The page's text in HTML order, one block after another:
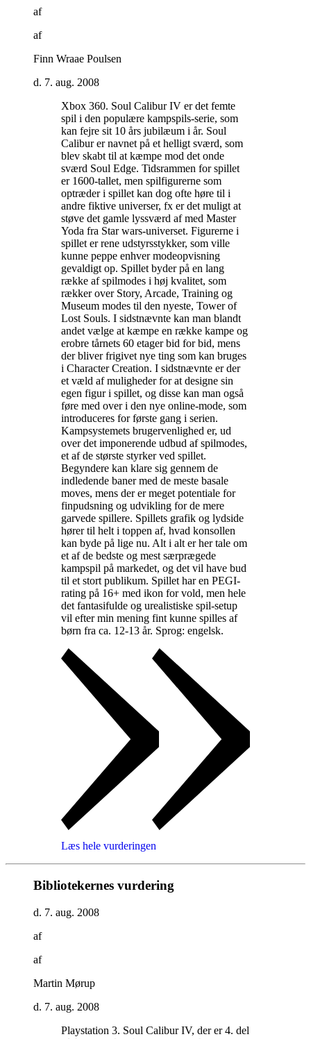
af
af
Finn Wraae Poulsen
d. 7. aug. 2008
Xbox 360. Soul Calibur IV er det femte
spil i den populære kampspils-serie, som
kan fejre sit 10 års jubilæum i år. Soul
Calibur er navnet på et helligt sværd, som
blev skabt til at kæmpe mod det onde
sværd Soul Edge. Tidsrammen for spillet
er 1600-tallet, men spilfigurerne som
optræder i spillet kan dog ofte høre til i
andre fiktive universer, fx er det muligt at
støve det gamle lyssværd af med Master
Yoda fra Star wars-universet. Figurerne i
spillet er rene udstyrsstykker, som ville
kunne peppe enhver modeopvisning
gevaldigt op. Spillet byder på en lang
række af spilmodes i høj kvalitet, som
rækker over Story, Arcade, Training og
Museum modes til den nyeste, Tower of
Lost Souls. I sidstnævnte kan man blandt
andet vælge at kæmpe en række kampe og
erobre tårnets 60 etager bid for bid, mens
der bliver frigivet nye ting som kan bruges
i Character Creation. I sidstnævnte er der
et væld af muligheder for at designe sin
egen figur i spillet, og disse kan man også
føre med over i den nye online-mode, som
introduceres for første gang i serien.
Kampsystemets brugervenlighed er, ud
over det imponerende udbud af spilmodes,
et af de største styrker ved spillet.
Begyndere kan klare sig gennem de
indledende baner med de meste basale
moves, mens der er meget potentiale for
finpudsning og udvikling for de mere
garvede spillere. Spillets grafik og lydside
hører til helt i toppen af, hvad konsollen
kan byde på lige nu. Alt i alt er her tale om
et af de bedste og mest særprægede
kampspil på markedet, og det vil have bud
til et stort publikum. Spillet har en PEGI-
rating på 16+ med ikon for vold, men hele
det fantasifulde og urealistiske spil-setup
vil efter min mening fint kunne spilles af
børn fra ca. 12-13 år. Sprog: engelsk.
Læs hele vurderingen
Bibliotekernes vurdering
d. 7. aug. 2008
af
af
Martin Mørup
d. 7. aug. 2008
Playstation 3. Soul Calibur IV, der er 4. del